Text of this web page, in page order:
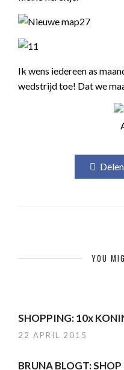
Ik wens iedereen as
wedstrijd toe! Dat we
YOU
SHOPPING: 10x
22 APRIL 2015
BRUNA BLOGT: